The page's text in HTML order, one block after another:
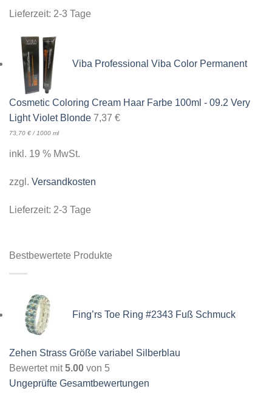
Lieferzeit: 2-3 Tage
Viba Professional Viba Color Permanent
Cosmetic Coloring Cream Haar Farbe 100ml - 09.2 Very
Light Violet Blonde 7,37 €
73,70 € / 1000 ml
inkl. 19 % MwSt.
zzgl. Versandkosten
Lieferzeit: 2-3 Tage
Bestbewertete Produkte
Fing’rs Toe Ring #2343 Fuß Schmuck
Zehen Strass Größe variabel Silberblau
Bewertet mit5.00 von 5
Ungeprüfte Gesamtbewertungen